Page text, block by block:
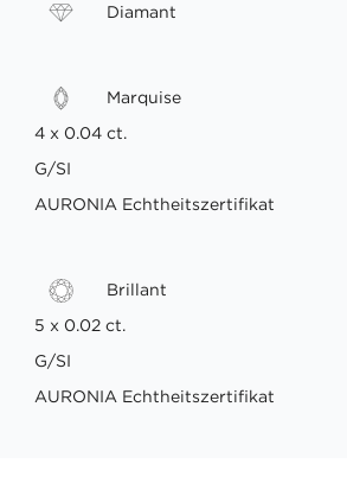
Diamant
Marquise
4 x 0.04 ct.
G/SI
AURONIA Echtheitszertifikat
Brillant
5 x 0.02 ct.
G/SI
AURONIA Echtheitszertifikat